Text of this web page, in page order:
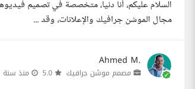
مجال الموشن جرافيك والإعلانات، وقد ...
Ahmed M.
مصمم موشن جرافيك منذ سنة